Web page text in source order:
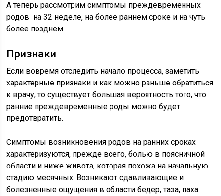
А теперь рассмотрим симптомы преждевременных
родов на 32 неделе, на более раннем сроке и на чуть
более позднем.
Признаки
Если вовремя отследить начало процесса, заметить
характерные признаки и как можно раньше обратиться
к врачу, то существует большая вероятность того, что
ранние преждевременные роды можно будет
предотвратить.
Симптомы возникновения родов на ранних сроках
характеризуются, прежде всего, болью в поясничной
области и ниже живота, которая похожа на начальную
стадию месячных. Возникают сдавливающие и
болезненные ощущения в области бедер, таза, паха.